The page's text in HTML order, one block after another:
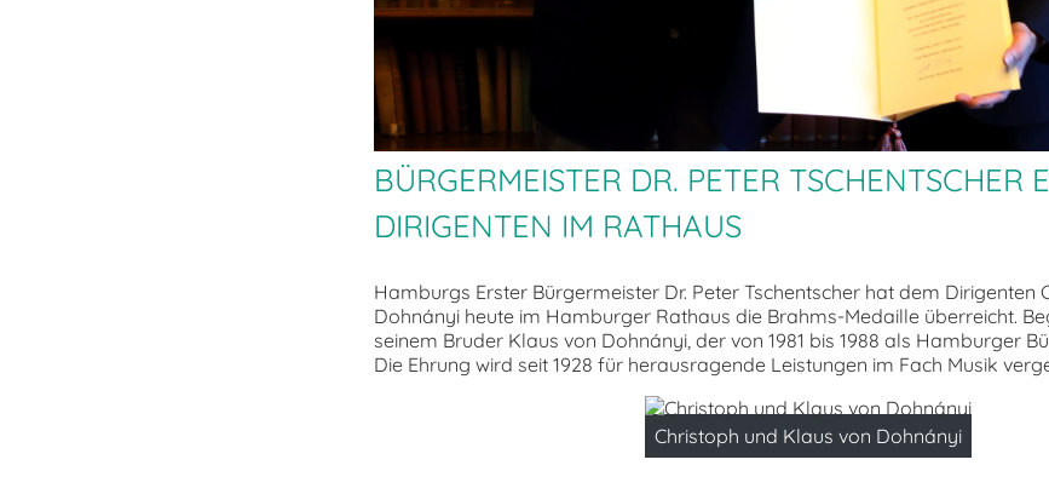
BÜRGERMEISTER DR. PETER TSCHENTSCHER
DIRIGENTEN IM RATHAUS
Hamburgs Erster Bürgermeister Dr. Peter Tschentscher hat dem Dirigenten
Dohnányi heute im Hamburger Rathaus die Brahms-Medaille überreicht.
seinem Bruder Klaus von Dohnányi, der von 1981 bis 1988 als Hamburger
Die Ehrung wird seit 1928 für herausragende Leistungen im Fach Musik
Christoph und Klaus von Dohnányi